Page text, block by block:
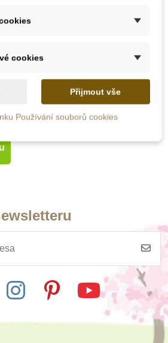
-cookies
Přijmout vše
Používání souborů cookies